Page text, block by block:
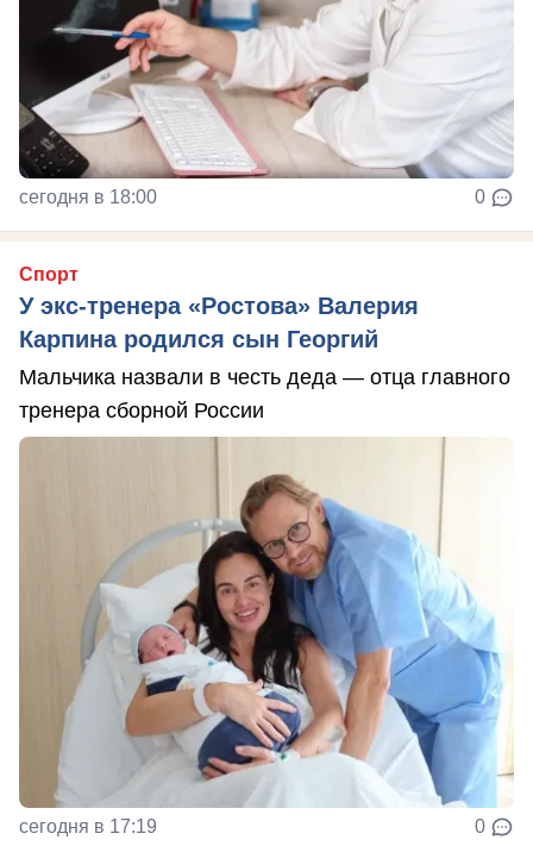
сегодня в 18:00 0
Спорт
У экс-тренера «Ростова» Валерия
Карпина родился сын Георгий
Мальчика назвали в честь деда — отца главного
тренера сборной России
сегодня в 17:19 0